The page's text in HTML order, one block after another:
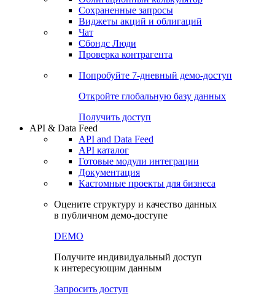
Сохраненные запросы
Виджеты акций и облигаций
Чат
Сбондс Люди
Проверка контрагента
Попробуйте 7-дневный демо-доступ
Откройте глобальную базу данных
Получить доступ
API & Data Feed
API and Data Feed
API каталог
Готовые модули интеграции
Документация
Кастомные проекты для бизнеса
Оцените структуру и качество данных
в публичном демо-доступе
DEMO
Получите индивидуальный доступ
к интересующим данным
Запросить доступ